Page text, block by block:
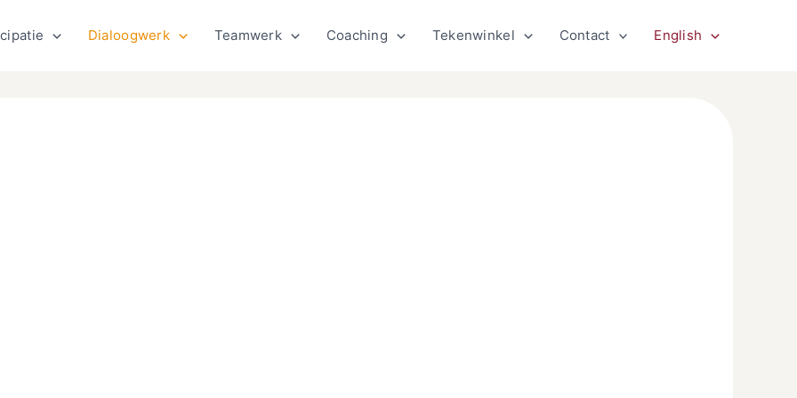
Dialoogwerk Teamwerk Coaching Tekenwinkel Contact English